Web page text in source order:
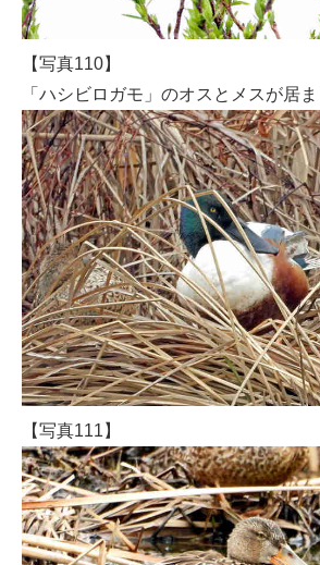
【写真110】
「ハシビロガモ」のオスとメスが居ま
【写真111】